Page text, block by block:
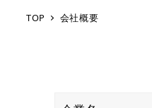
TOP 会社概要